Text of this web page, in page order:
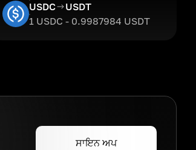
USDC
USDT
1 USDC - 0.9987984 USDT
ਸਾਇਨ ਅਪ